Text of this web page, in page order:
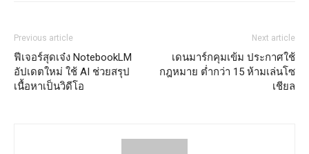
Previous article
ฟีเจอร์สุดเจ๋ง NotebookLM
อัปเดตใหม่ ใช้ AI ช่วยสรุป
เนื้อหาเป็นวิดีโอ
Next article
เดนมาร์กคุมเข้ม ประกาศใช้
กฎหมาย ต่ำกว่า 15 ห้ามเล่นโซ
เชียล